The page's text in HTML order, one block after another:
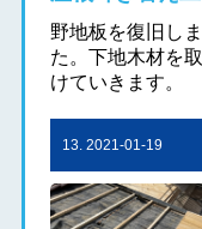
野地板を復旧し
た。下地木材を
けていきます。
13. 2021-01-19